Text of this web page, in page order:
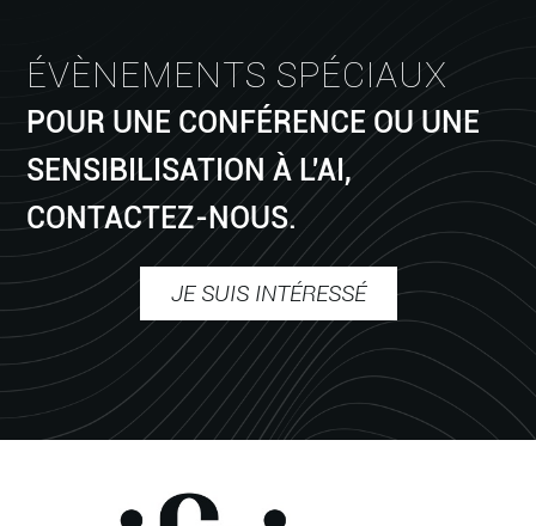
ÉVÈNEMENTS SPÉCIAUX
POUR UNE CONFÉRENCE OU UNE
SENSIBILISATION À L'AI,
CONTACTEZ-NOUS.
JE SUIS INTÉRESSÉ